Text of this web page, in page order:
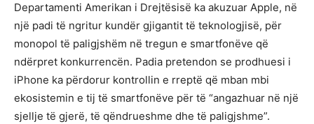
Departamenti Amerikan i Drejtësisë ka akuzuar Apple, në
një padi të ngritur kundër gjigantit të teknologjisë, për
monopol të paligjshëm në tregun e smartfonëve që
ndërpret konkurrencën. Padia pretendon se prodhuesi i
iPhone ka përdorur kontrollin e rreptë që mban mbi
ekosistemin e tij të smartfonëve për të “angazhuar në një
sjellje të gjerë, të qëndrueshme dhe të paligjshme”.